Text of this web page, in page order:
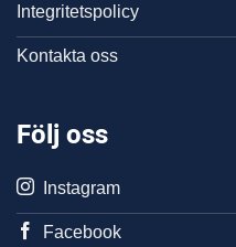
Integritetspolicy
Kontakta oss
Följ oss
Instagram
Facebook